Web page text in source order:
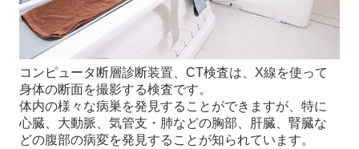
コンピュータ断層診断装置、CT検査は、X線を使って
身体の断面を撮影する検査です。
体内の様々な病巣を発見することができますが、特に
心臓、大動脈、気管支・肺などの胸部、肝臓、腎臓な
どの腹部の病変を発見することが知られています。